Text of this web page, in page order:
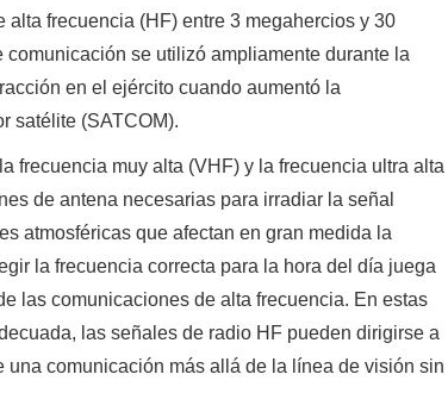
frecuencia (HF) entre 3 megahercios y 30
se utilizó ampliamente durante la
en el ejército cuando aumentó la
satélite (SATCOM).
frecuencia muy alta (VHF) y la frecuencia ultra alta
de antena necesarias para irradiar la señal
atmosféricas que afectan en gran medida la
la frecuencia correcta para la hora del día juega
las comunicaciones de alta frecuencia. En estas
las señales de radio HF pueden dirigirse a
una comunicación más allá de la línea de visión sin